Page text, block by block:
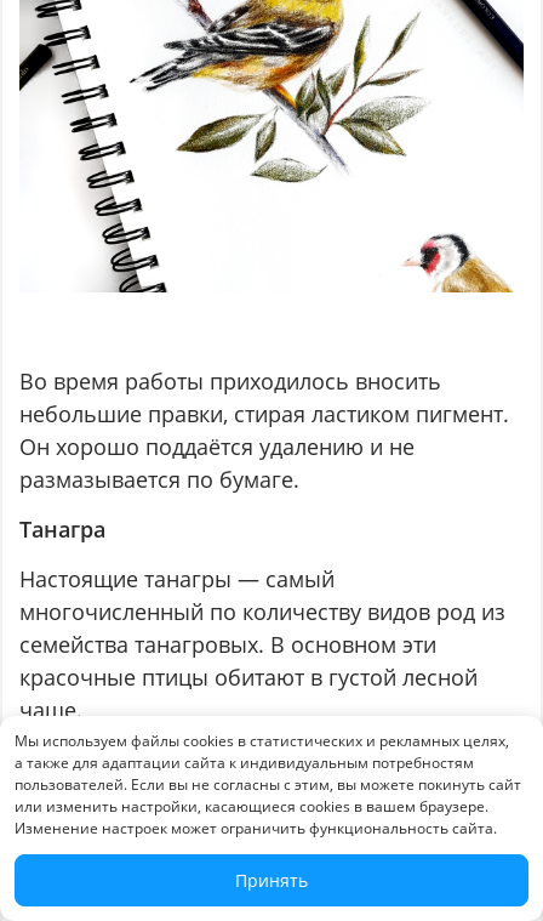
Во время работы приходилось вносить
небольшие правки, стирая ластиком пигмент.
Он хорошо поддаётся удалению и не
размазывается по бумаге.
Танагра
Настоящие танагры — самый
многочисленный по количеству видов род из
семейства танагровых. В основном эти
красочные птицы обитают в густой лесной
чаще.
Мы используем файлы cookies в статистических и рекламных целях,
а также для адаптации сайта к индивидуальным потребностям
пользователей. Если вы не согласны с этим, вы можете покинуть сайт
или изменить настройки, касающиеся cookies в вашем браузере.
Изменение настроек может ограничить функциональность сайта.
Принять